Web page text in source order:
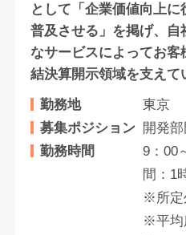
として「企業価値向上
普及させる」を掲げ、
なサービスによってお
結決算開示領域を支えて
勤務地
東京
募集ポジション 開発
勤務時間
9：00
間：1
※所定
※平均